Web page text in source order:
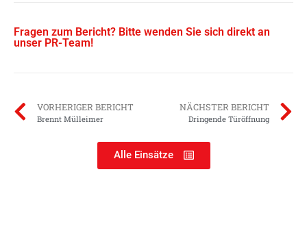
Fragen zum Bericht? Bitte wenden Sie sich direkt an
unser PR-Team!
VORHERIGER BERICHT
Brennt Mülleimer
NÄCHSTER BERICHT
Dringende Türöffnung
Alle Einsätze